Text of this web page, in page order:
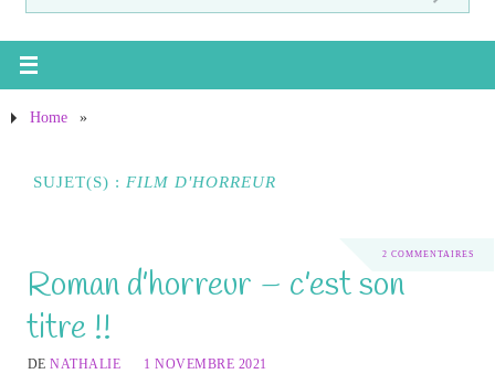
Home »
SUJET(S) : FILM D'HORREUR
2 COMMENTAIRES
Roman d’horreur – c’est son
titre !!
DENATHALIE
1 NOVEMBRE 2021